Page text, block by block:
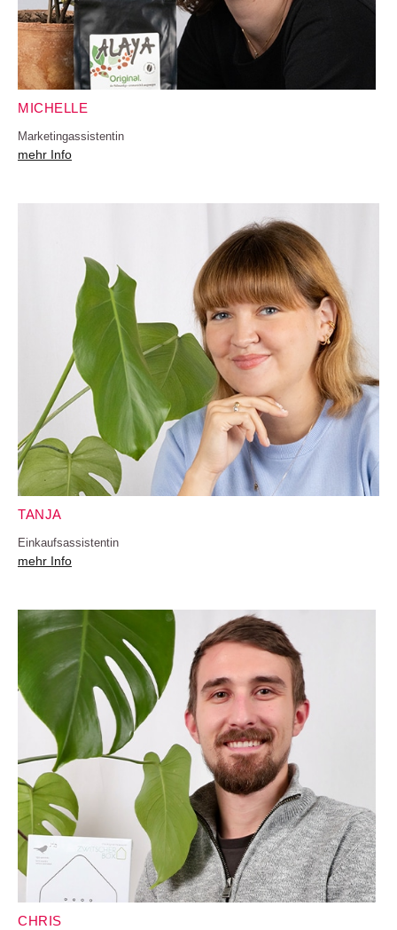
MICHELLE
Marketingassistentin
mehr Info
TANJA
Einkaufsassistentin
mehr Info
CHRIS